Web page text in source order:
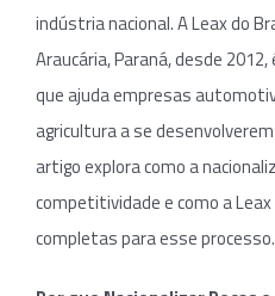
indústria nacional. A Leax do
Araucária, Paraná, desde
que ajuda empresas
agricultura a se
artigo explora como a
competitividade e como a
completas para esse processo.